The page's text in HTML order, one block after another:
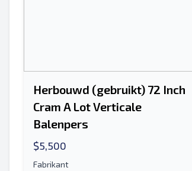
Herbouwd (gebruikt) 72 Inch
Cram A Lot Verticale
Balenpers
$5,500
Fabrikant